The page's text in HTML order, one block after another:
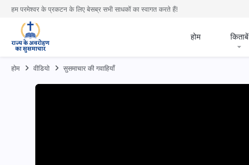
हम परमेश्वर के प्रकटन के लिए बेसब्र सभी साधकों का स्वागत करते हैं!
होम किताबें
होम वीडियो सुसमाचार की गवाहियाँ